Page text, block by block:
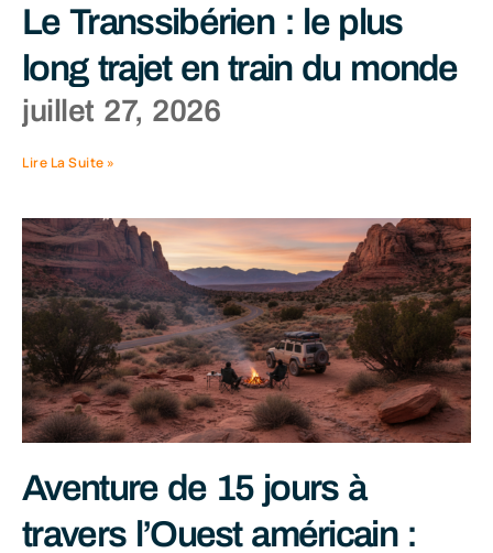
Le Transsibérien : le plus
long trajet en train du monde
juillet 27, 2026
Lire La Suite »
Aventure de 15 jours à
travers l’Ouest américain :